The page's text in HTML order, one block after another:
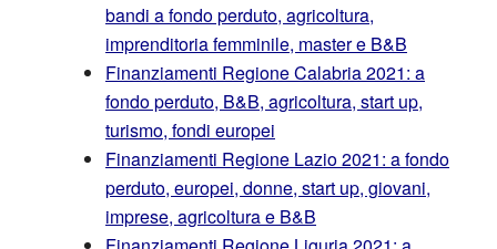
bandi a fondo perduto, agricoltura,
imprenditoria femminile, master e B&B
Finanziamenti Regione Calabria 2021: a
fondo perduto, B&B, agricoltura, start up,
turismo, fondi europei
Finanziamenti Regione Lazio 2021: a fondo
perduto, europei, donne, start up, giovani,
imprese, agricoltura e B&B